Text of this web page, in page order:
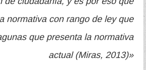
normativa con rango de ley que
que presenta la normativa
actual (Miras, 2013)»